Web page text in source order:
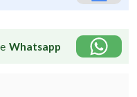
Whatsapp